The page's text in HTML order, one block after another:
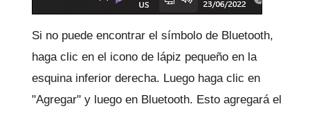
Si no puede encontrar el símbolo de Bluetooth,
haga clic en el icono de lápiz pequeño en la
esquina inferior derecha. Luego haga clic en
"Agregar" y luego en Bluetooth. Esto agregará el